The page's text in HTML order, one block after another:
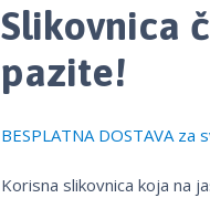
Slikovnica
pazite!
BESPLATNA DOSTAVA
Korisna slikovnica koja na